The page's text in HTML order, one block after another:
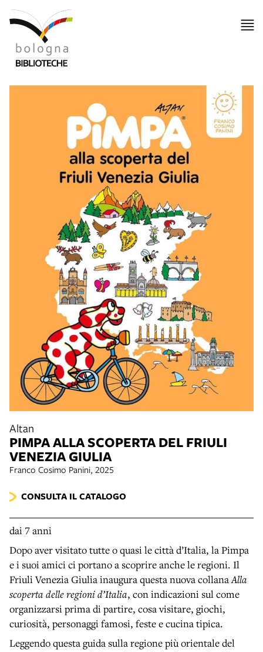
Altan
PIMPA ALLA SCOPERTA DEL FRIULI
VENEZIA GIULIA
Franco Cosimo Panini, 2025
CONSULTA IL CATALOGO
dai 7 anni
Dopo aver visitato tutte o quasi le città d’Italia, la Pimpa
e i suoi amici ci portano a scoprire anche le regioni. Il
Friuli Venezia Giulia inaugura questa nuova collana Alla
scoperta delle regioni d’Italia, con indicazioni sul come
organizzarsi prima di partire, cosa visitare, giochi,
curiosità, personaggi famosi, feste e cucina tipica.
Leggendo questa guida sulla regione più orientale del